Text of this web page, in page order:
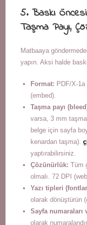
5. Baskı
Taşma Payı,
Matbaaya
yapın. Aksi halde
Format: PDF/X-1a
(embed).
Taşma payı
varsa, 3 mm
belge için sayfa
kenardan taşma).
yaptırabilirsiniz.
Çözünürlük: Tüm
olmalı. 72 DPI
Yazı tipleri
olarak dönüştürün
Sayfa numaraları
olarak